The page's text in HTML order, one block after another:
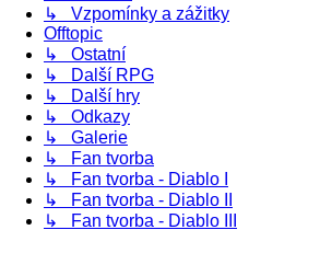
↳ Vzpomínky a zážitky
Offtopic
↳ Ostatní
↳ Další RPG
↳ Další hry
↳ Odkazy
↳ Galerie
↳ Fan tvorba
↳ Fan tvorba - Diablo I
↳ Fan tvorba - Diablo II
↳ Fan tvorba - Diablo III